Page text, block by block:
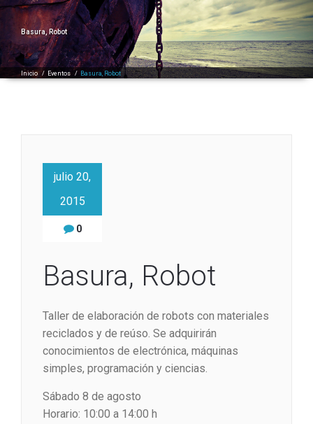
Basura, Robot
Inicio / Eventos / Basura, Robot
julio 20,
2015
0
Basura, Robot
Taller de elaboración de robots con materiales
reciclados y de reúso. Se adquirirán
conocimientos de electrónica, máquinas
simples, programación y ciencias.
Sábado 8 de agosto
Horario: 10:00 a 14:00 h